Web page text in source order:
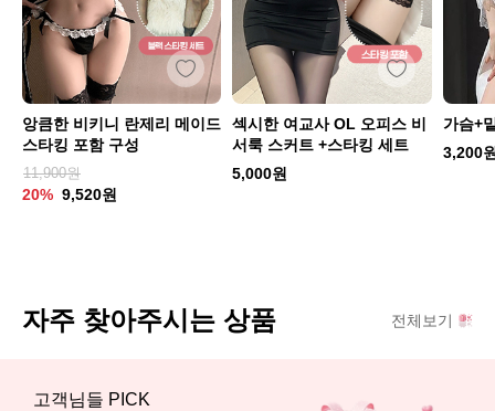
앙큼한 비키니 란제리 메이드
스타킹 포함 구성
11,900원
20% 9,520원
섹시한 여교사 OL 오피스 비
서룩 스커트 +스타킹 세트
5,000원
가슴+
3,200
자주 찾아주시는 상품 전체보기
고객님들 PICK